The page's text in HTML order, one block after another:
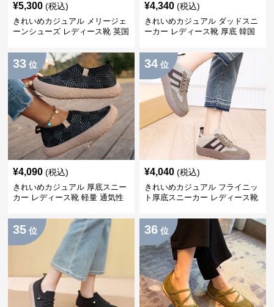
¥5,300 (税込)
きれいめカジュアル メリージェ
ーンシューズ レディース靴 英国
ラシカル フラットパンプス
¥4,340 (税込)
きれいめカジュアル ダッドスニ
ーカー レディース靴 厚底 韓国
美脚 スポーティー
33 位
¥4,090 (税込)
きれいめカジュアル 厚底スニー
カー レディース靴 軽量 通気性
スポーティー
34 位
¥4,040 (税込)
きれいめカジュアル フライニッ
ト厚底スニーカー レディース靴
ッポン レトロ カジュアルシュー
ズ
35 位 36 位